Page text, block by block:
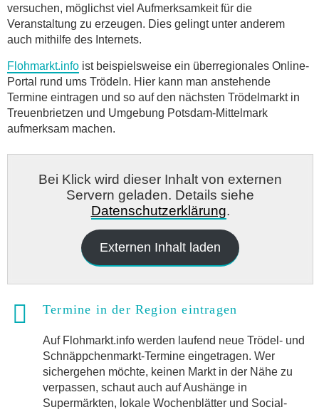
versuchen, möglichst viel Aufmerksamkeit für die
Veranstaltung zu erzeugen. Dies gelingt unter anderem
auch mithilfe des Internets.
Flohmarkt.info ist beispielsweise ein überregionales Online-
Portal rund ums Trödeln. Hier kann man anstehende
Termine eintragen und so auf den nächsten Trödelmarkt in
Treuenbrietzen und Umgebung Potsdam-Mittelmark
aufmerksam machen.
Bei Klick wird dieser Inhalt von externen
Servern geladen. Details siehe
Datenschutzerklärung.
Externen Inhalt laden
Termine in der Region eintragen
Auf Flohmarkt.info werden laufend neue Trödel- und
Schnäppchenmarkt-Termine eingetragen. Wer
sichergehen möchte, keinen Markt in der Nähe zu
verpassen, schaut auch auf Aushänge in
Supermärkten, lokale Wochenblätter und Social-